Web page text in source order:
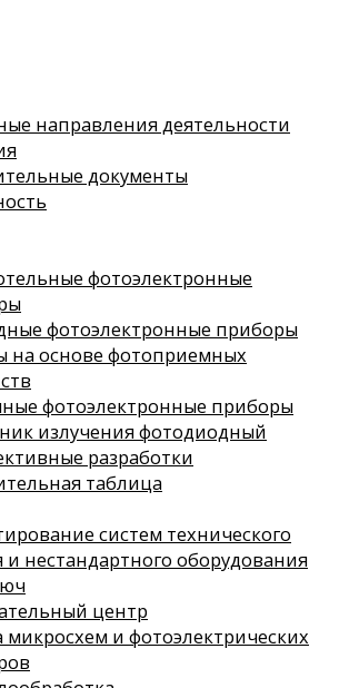
направления деятельности
документы
фотоэлектронные
фотоэлектронные приборы
на основе фотоприемных
фотоэлектронные приборы
излучения фотодиодный
разработки
таблица
систем технического
и нестандартного оборудования
центр
микросхем и фотоэлектрических